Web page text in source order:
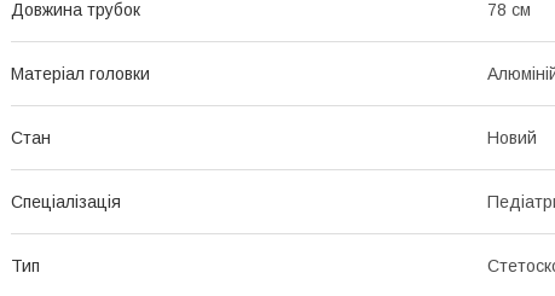
Довжина трубок 78 см
Матеріал головки
Стан Новий
Спеціалізація
Тип